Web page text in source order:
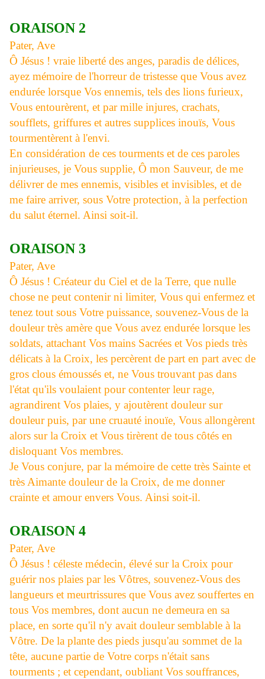
ORAISON 2
Pater, Ave
Ô Jésus ! vraie liberté des anges, paradis de délices,
ayez mémoire de l'horreur de tristesse que Vous avez
endurée lorsque Vos ennemis, tels des lions furieux,
Vous entourèrent, et par mille injures, crachats,
soufflets, griffures et autres supplices inouïs, Vous
tourmentèrent à l'envi.
En considération de ces tourments et de ces paroles
injurieuses, je Vous supplie, Ô mon Sauveur, de me
délivrer de mes ennemis, visibles et invisibles, et de
me faire arriver, sous Votre protection, à la perfection
du salut éternel. Ainsi soit-il.
ORAISON 3
Pater, Ave
Ô Jésus ! Créateur du Ciel et de la Terre, que nulle
chose ne peut contenir ni limiter, Vous qui enfermez et
tenez tout sous Votre puissance, souvenez-Vous de la
douleur très amère que Vous avez endurée lorsque les
soldats, attachant Vos mains Sacrées et Vos pieds très
délicats à la Croix, les percèrent de part en part avec de
gros clous émoussés et, ne Vous trouvant pas dans
l'état qu'ils voulaient pour contenter leur rage,
agrandirent Vos plaies, y ajoutèrent douleur sur
douleur puis, par une cruauté inouïe, Vous allongèrent
alors sur la Croix et Vous tirèrent de tous côtés en
disloquant Vos membres.
Je Vous conjure, par la mémoire de cette très Sainte et
très Aimante douleur de la Croix, de me donner
crainte et amour envers Vous. Ainsi soit-il.
ORAISON 4
Pater, Ave
Ô Jésus ! céleste médecin, élevé sur la Croix pour
guérir nos plaies par les Vôtres, souvenez-Vous des
langueurs et meurtrissures que Vous avez souffertes en
tous Vos membres, dont aucun ne demeura en sa
place, en sorte qu'il n'y avait douleur semblable à la
Vôtre. De la plante des pieds jusqu'au sommet de la
tête, aucune partie de Votre corps n'était sans
tourments ; et cependant, oubliant Vos souffrances,